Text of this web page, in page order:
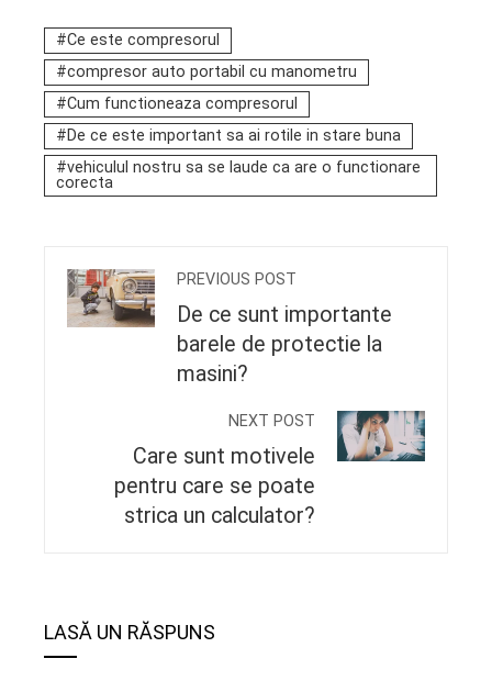
Ce este compresorul
compresor auto portabil cu manometru
Cum functioneaza compresorul
De ce este important sa ai rotile in stare buna
vehiculul nostru sa se laude ca are o functionare
corecta
PREVIOUS POST
De ce sunt importante
barele de protectie la
masini?
NEXT POST
Care sunt motivele
pentru care se poate
strica un calculator?
LASĂ UN RĂSPUNS